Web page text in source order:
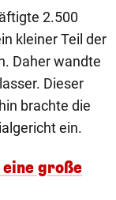
2.500
kleiner Teil der
Daher wandte
Dieser
brachte die
ein.
große